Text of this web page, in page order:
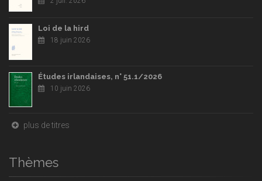
Loi de la hird
18 juin 2026
Études irlandaises, n° 51.1/2026
10 juin 2026
plus de titres
Thèmes